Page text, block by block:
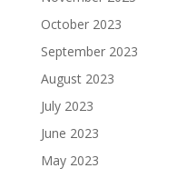
October 2023
September 2023
August 2023
July 2023
June 2023
May 2023